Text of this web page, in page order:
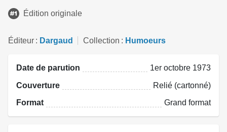
Édition originale
Éditeur Dargaud Collection Humoeurs
Date de parution 1er octobre 1973
Couverture Relié (cartonné)
Format Grand format